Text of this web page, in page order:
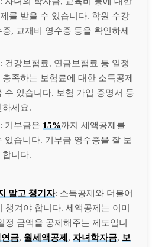
를 받을 수 있습니다. 학원 수강
증, 교재비 영수증 등을 확인하세
: 건강보험료, 연금보험료 등 일정
충족하는 보험료에 대한 소득공제
수 있습니다. 보험 가입 증명서 등
하세요.
: 기부금은 15%까지 세액공제를
있습니다. 기부금 영수증을 잘 보
합니다.
말고 챙기자: 소득공제와 더불어
챙겨야 합니다. 세액공제는 이미
정 금액을 공제해주는 제도입니
금, 월세액공제, 자녀학자금, 보